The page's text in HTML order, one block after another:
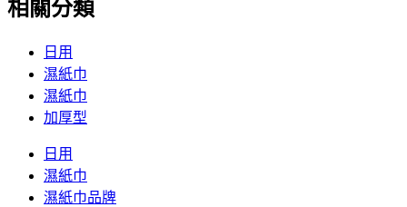
相關分類
日用
濕紙巾
濕紙巾
加厚型
日用
濕紙巾
濕紙巾品牌